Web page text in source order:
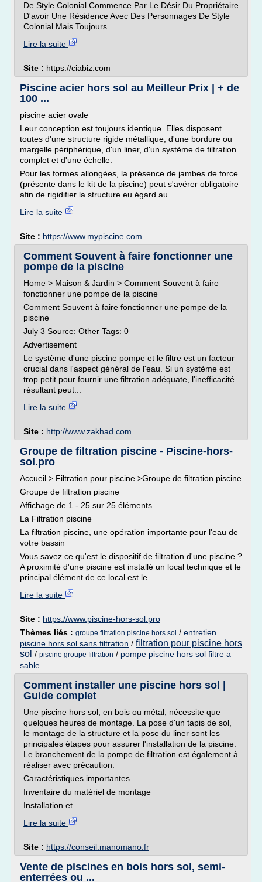
De Style Colonial Commence Par Le Désir Du Propriétaire
D'avoir Une Résidence Avec Des Personnages De Style
Colonial Mais Toujours...
Lire la suite
Site : https://ciabiz.com
Piscine acier hors sol au Meilleur Prix | + de
100 ...
piscine acier ovale
Leur conception est toujours identique. Elles disposent
toutes d'une structure rigide métallique, d'une bordure ou
margelle périphérique, d'un liner, d'un système de filtration
complet et d'une échelle.
Pour les formes allongées, la présence de jambes de force
(présente dans le kit de la piscine) peut s'avérer obligatoire
afin de rigidifier la structure eu égard au...
Lire la suite
Site : https://www.mypiscine.com
Comment Souvent à faire fonctionner une
pompe de la piscine
Home > Maison & Jardin > Comment Souvent à faire
fonctionner une pompe de la piscine
Comment Souvent à faire fonctionner une pompe de la
piscine
July 3 Source: Other Tags: 0
Advertisement
Le système d'une piscine pompe et le filtre est un facteur
crucial dans l'aspect général de l'eau. Si un système est
trop petit pour fournir une filtration adéquate, l'inefficacité
résultant peut...
Lire la suite
Site : http://www.zakhad.com
Groupe de filtration piscine - Piscine-hors-
sol.pro
Accueil > Filtration pour piscine >Groupe de filtration piscine
Groupe de filtration piscine
Affichage de 1 - 25 sur 25 éléments
La Filtration piscine
La filtration piscine, une opération importante pour l'eau de
votre bassin
Vous savez ce qu'est le dispositif de filtration d'une piscine ?
A proximité d'une piscine est installé un local technique et le
principal élément de ce local est le...
Lire la suite
Site : https://www.piscine-hors-sol.pro
Thèmes liés : groupe filtration piscine hors sol / entretien
piscine hors sol sans filtration / filtration pour piscine hors
sol / piscine groupe filtration / pompe piscine hors sol filtre a
sable
Comment installer une piscine hors sol |
Guide complet
Une piscine hors sol, en bois ou métal, nécessite que
quelques heures de montage. La pose d'un tapis de sol,
le montage de la structure et la pose du liner sont les
principales étapes pour assurer l'installation de la piscine.
Le branchement de la pompe de filtration est également à
réaliser avec précaution.
Caractéristiques importantes
Inventaire du matériel de montage
Installation et...
Lire la suite
Site : https://conseil.manomano.fr
Vente de piscines en bois hors sol, semi-
enterrées ou ...